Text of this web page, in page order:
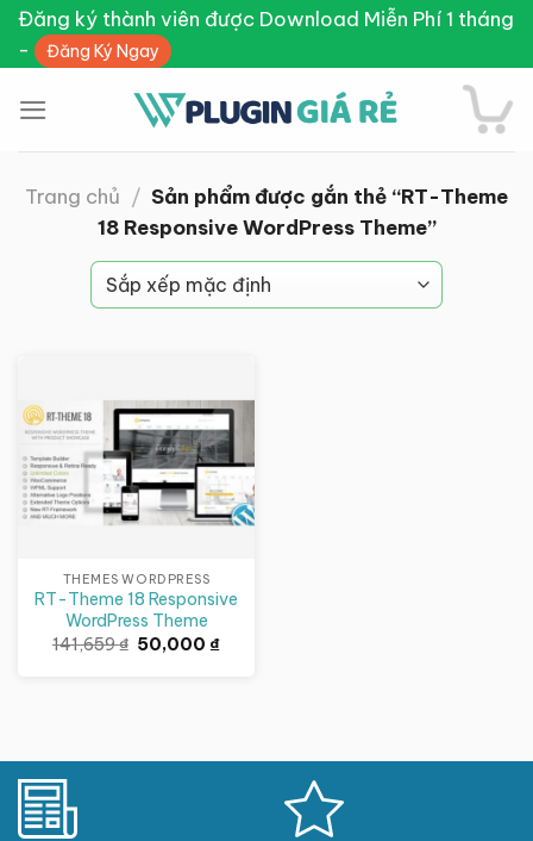
Skip
content
Đăng ký thành viên được Download Miễn Phí 1 tháng
-
Đăng Ký Ngay
Trang chủ / Sản phẩm được gắn thẻ “RT-Theme
18 Responsive WordPress Theme”
THEMES WORDPRESS
RT-Theme 18 Responsive
WordPress Theme
141,659₫ Giá
gốc
50,000₫Giá